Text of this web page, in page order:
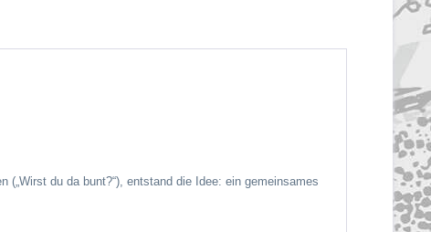
du da bunt?“), entstand die Idee: ein gemeinsames